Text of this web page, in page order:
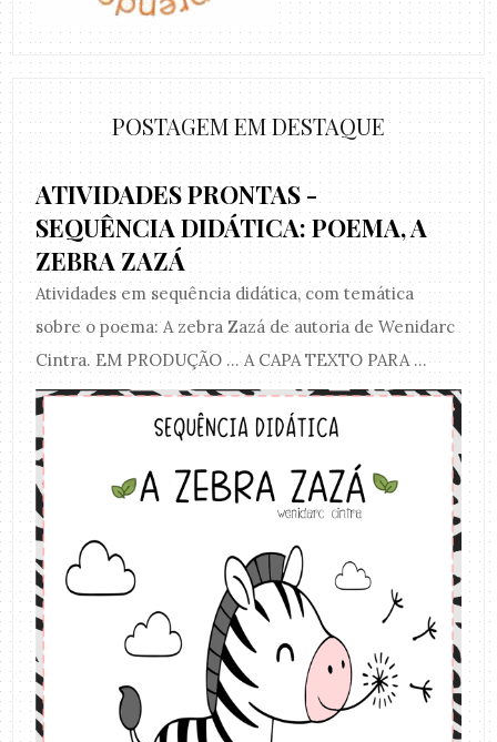
POSTAGEM EM DESTAQUE
ATIVIDADES PRONTAS -
SEQUÊNCIA DIDÁTICA: POEMA, A
ZEBRA ZAZÁ
Atividades em sequência didática, com temática
sobre o poema: A zebra Zazá de autoria de Wenidarc
Cintra. EM PRODUÇÃO ... A CAPA TEXTO PARA ...